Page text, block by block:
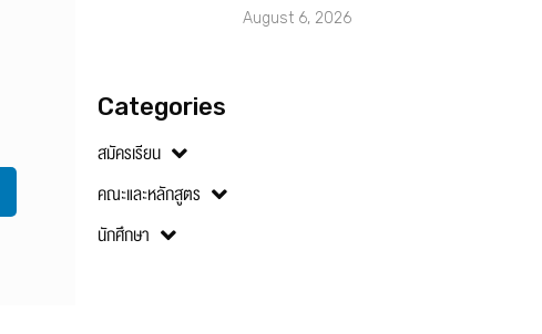
August 6, 2026
Categories
สมัครเรียน
คณะและหลักสูตร
นักศึกษา